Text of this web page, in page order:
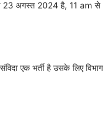
23 अगस्त 2024 है, 11 am से
एक भर्ती है उसके लिए विभाग